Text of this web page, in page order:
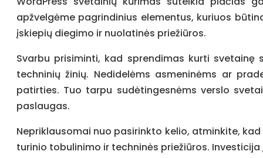
apžvelgėme pagrindinius elementus, kuriuos
įskiepių diegimo ir nuolatinės priežiūros.
Svarbu prisiminti, kad sprendimas kurti
techninių žinių. Nedidelėms asmeninėms ar
patirties. Tuo tarpu sudėtingesnėms verslo
paslaugas.
Nepriklausomai nuo pasirinkto kelio, atminkite,
turinio tobulinimo ir techninės priežiūros.